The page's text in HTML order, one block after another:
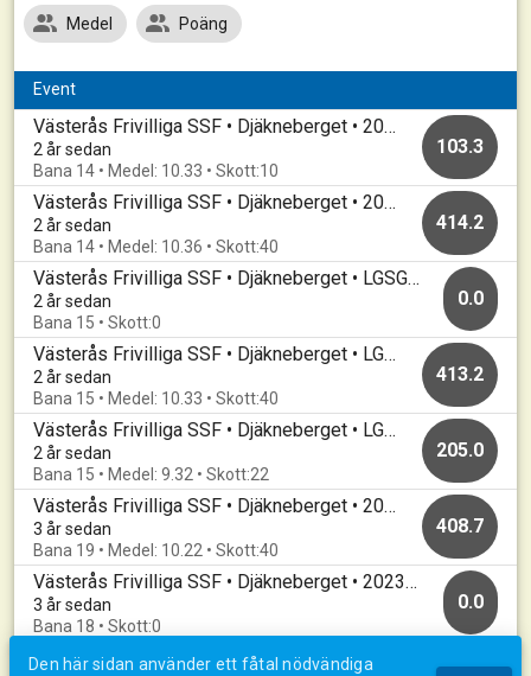
Medel Poäng
Event
Västerås Frivilliga SSF • Djäkneberget • 20240318
2 år sedan
Bana 14 • Medel: 10.33 • Skott:10
103.3
Västerås Frivilliga SSF • Djäkneberget • 20240318
2 år sedan
Bana 14 • Medel: 10.36 • Skott:40
414.2
Västerås Frivilliga SSF • Djäkneberget • LGSGRILLSKA
2 år sedan
Bana 15 • Skott:0
0.0
Västerås Frivilliga SSF • Djäkneberget • LGSGRILLSKA
2 år sedan
Bana 15 • Medel: 10.33 • Skott:40
413.2
Västerås Frivilliga SSF • Djäkneberget • LGSGRILLSKA
2 år sedan
Bana 15 • Medel: 9.32 • Skott:22
205.0
Västerås Frivilliga SSF • Djäkneberget • 20230522
3 år sedan
Bana 19 • Medel: 10.22 • Skott:40
408.7
Västerås Frivilliga SSF • Djäkneberget • 20230417
3 år sedan
Bana 18 • Skott:0
0.0
Den här sidan använder ett fåtal nödvändiga